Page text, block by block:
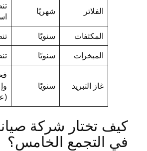
الفلاتر شهريًا
المكثفات سنويًا
المبخرات سنويًا
غاز التبريد سنويًا
كيف تختار شركة
في التجمع الخامس؟